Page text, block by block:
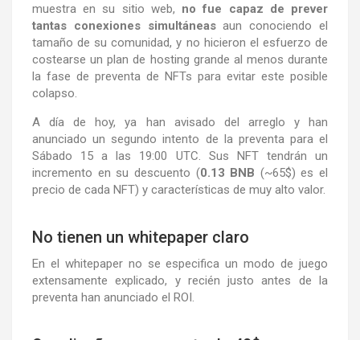
muestra en su sitio web, no fue capaz de prever
tantas conexiones simultáneasaun conociendo el
tamaño de su comunidad, y no hicieron el esfuerzo de
costearse un plan de hosting grande al menos durante
la fase de preventa de NFTs para evitar este posible
colapso.
A día de hoy, ya han avisado del arreglo y han
anunciado un segundo intento de la preventa para el
Sábado 15 a las 19:00 UTC. Sus NFT tendrán un
incremento en su descuento (0.13 BNB (~65$) es el
precio de cada NFT) y características de muy alto valor.
No tienen un whitepaper claro
En el whitepaper no se especifica un modo de juego
extensamente explicado, y recién justo antes de la
preventa han anunciado el ROI.